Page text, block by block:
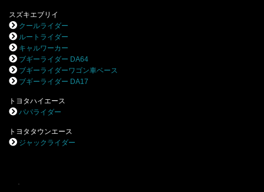
スズキエブリイ
クールライダー
ルートライダー
キャルワーカー
ブギーライダー DA64
ブギーライダーワゴン車ベース
ブギーライダー DA17
トヨタハイエース
パパライダー
トヨタタウンエース
ジャックライダー